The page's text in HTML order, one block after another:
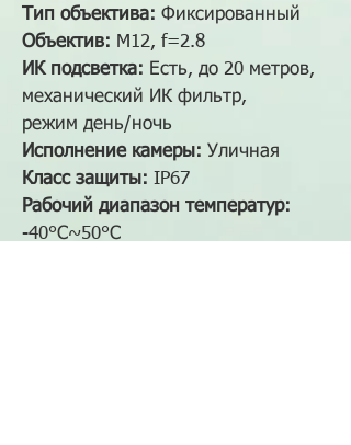
Тип объектива: Фиксированный
Объектив: M12, f=2.8
ИК подсветка: Есть, до 20 метров,
механический ИК фильтр,
режим день/ночь
Исполнение камеры: Уличная
Класс защиты: IP67
Рабочий диапазон температур:
-40°С~50°С